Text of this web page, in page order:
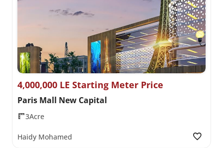
4,000,000 LE Starting Meter Price
Paris Mall New Capital
3Acre
Haidy Mohamed